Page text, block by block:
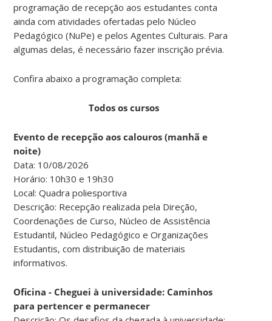
programação de recepção aos estudantes conta
ainda com atividades ofertadas pelo Núcleo
Pedagógico (NuPe) e pelos Agentes Culturais. Para
algumas delas, é necessário fazer inscrição prévia.
Confira abaixo a programação completa:
Todos os cursos
Evento de recepção aos calouros (manhã e
noite)
Data: 10/08/2026
Horário: 10h30 e 19h30
Local: Quadra poliesportiva
Descrição: Recepção realizada pela Direção,
Coordenações de Curso, Núcleo de Assistência
Estudantil, Núcleo Pedagógico e Organizações
Estudantis, com distribuição de materiais
informativos.
Oficina - Cheguei à universidade: Caminhos
para pertencer e permanecer